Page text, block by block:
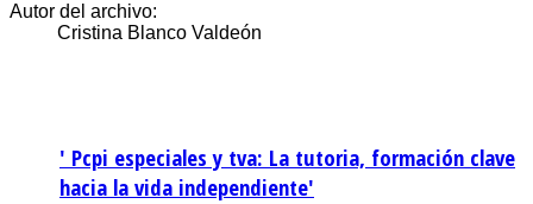
Autor del archivo:
Cristina Blanco Valdeón
' Pcpi especiales y tva: La tutoria, formación clave
hacia la vida independiente'